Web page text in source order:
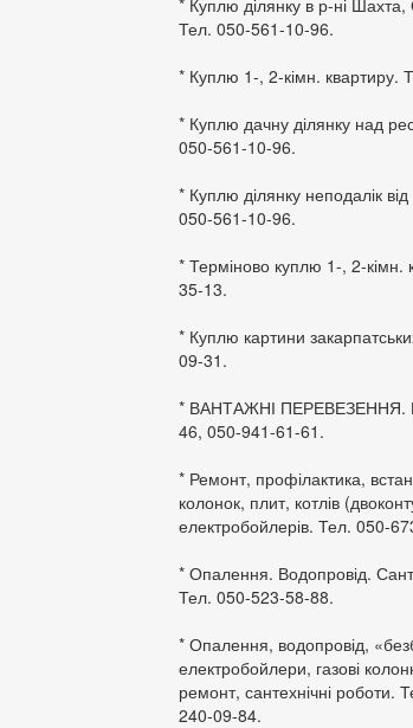
* Куплю ділянку в р-ні Шахта,
Тел. 050-561-10-96.
* Куплю 1-, 2-кімн. квартиру.
* Куплю дачну ділянку над
050-561-10-96.
* Куплю ділянку неподалік
050-561-10-96.
* Терміново куплю 1-, 2-кімн.
35-13.
* Куплю картини
09-31.
* ВАНТАЖНІ ПЕРЕВЕЗЕННЯ.
46, 050-941-61-61.
* Ремонт, профілактика,
колонок, плит, котлів
електробойлерів. Тел. 050-
* Опалення. Водопровід.
Тел. 050-523-58-88.
* Опалення, водопровід,
електробойлери, газові
ремонт, сантехнічні
240-09-84.